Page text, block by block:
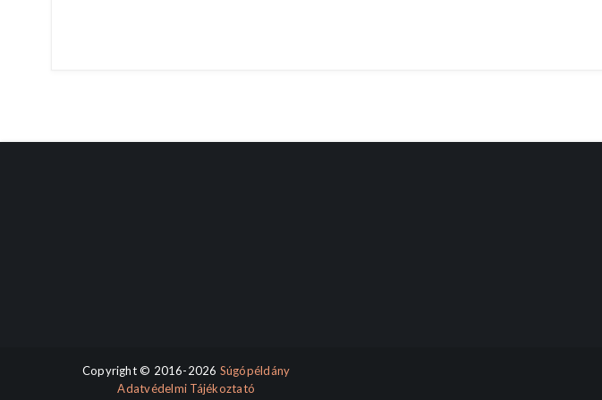
Copyright © 2016-2026 Súgópéldány
Adatvédelmi Tájékoztató